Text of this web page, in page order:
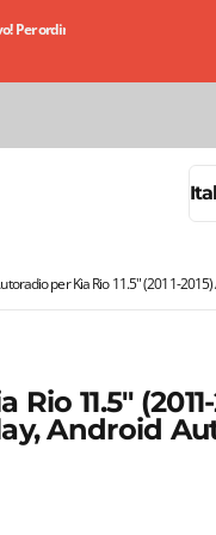
Per ordini superiori a 50€
per Kia Rio 11.5" (2011-
11.5"
Android